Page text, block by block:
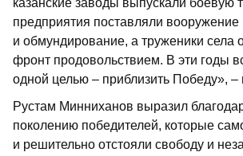
казанские заводы выпускали боевую
предприятия поставляли вооружение
и обмундирование, а труженики села
фронт продовольствием. В эти годы
одной целью – приблизить Победу», –
Рустам Минниханов выразил
поколению победителей, которые
и решительно отстояли свободу и